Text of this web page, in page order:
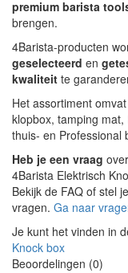
premium barista
brengen.
4Barista-producten
geselecteerd en
kwaliteit te
Het assortiment
klopbox, tamping
thuis- en Professional
Heb je een vraag
4Barista Elektrisch
Bekijk de FAQ of stel
vragen. Ga naar
Je kunt het vinden in
Knock box
Beoordelingen (0)